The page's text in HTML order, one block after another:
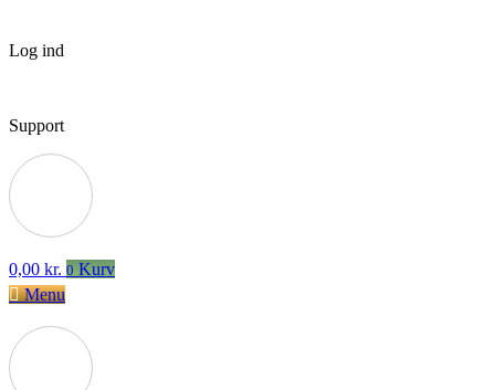
Log ind
Support
0,00 kr. 0 Kurv
Menu